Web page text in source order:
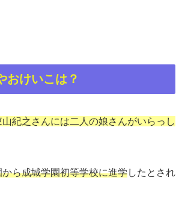
おけいこは？
紀之さんには二人の娘さんがいらっし
ら成城学園初等学校に進学したとされ